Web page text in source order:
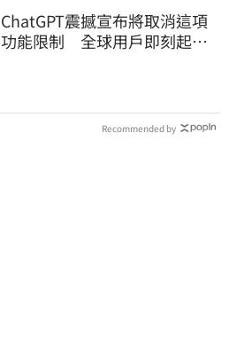
ChatGPT震撼宣布將取消這項
功能限制 全球用戶即刻起
Recommended by